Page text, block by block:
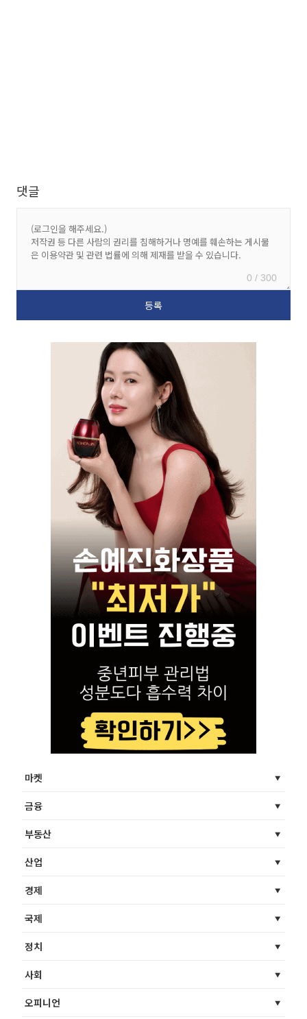
댓글
0 / 300
마켓
금융
부동산
산업
경제
국제
정치
사회
오피니언